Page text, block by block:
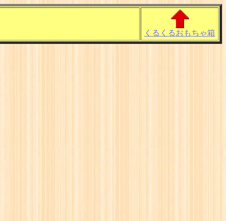
くるくるおもちゃ箱